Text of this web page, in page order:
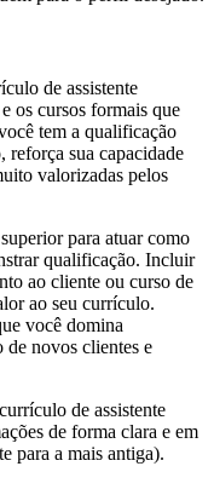
de assistente
os cursos formais que
tem a qualificação
reforça sua capacidade
valorizadas pelos
para atuar como
qualificação. Incluir
ao cliente ou curso de
ao seu currículo.
você domina
de novos clientes e
de assistente
de forma clara e em
para a mais antiga).